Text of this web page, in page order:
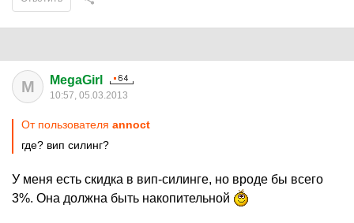
M MegaGirl
10:57, 05.03.2013
От пользователя annoct
где? вип силинг?
У меня есть скидка в вип-силинге, но вроде бы всего
3%. Она должна быть накопительной